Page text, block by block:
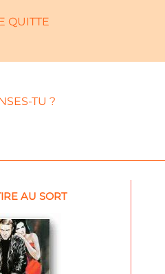
QUITTE
TU ?
AU SORT